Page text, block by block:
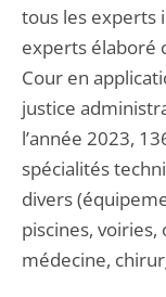
tous les experts
experts élaboré
Cour en
justice
l’année 2023,
spécialités
divers
piscines,
médecine,